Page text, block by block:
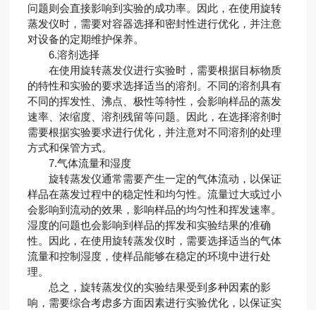
问题则会直接影响到实验的成功率。因此，在使用旋转
蒸发仪时，需要对容器选择和密封性进行优化，并注意
对设备的定期维护保养。
6.溶剂选择
在使用旋转蒸发仪进行实验时，需要根据目标物质
的特性和实验的要求选择适当的溶剂。不同的溶剂具有
不同的挥发性、沸点、极性等特性，会影响样品的蒸发
速率、浓缩度、溶剂残留等问题。因此，在选择溶剂时
需要根据实验要求进行优化，并注意对不同溶剂的处理
方式和保管方式。
7.气体流量和湿度
旋转蒸发仪通常需要产生一定的气体流动，以保证
样品在蒸发过程中的稳定性和均匀性。流量过大或过小
会影响到流动的效果，影响样品的均匀性和挥发速率。
湿度的问题也会影响到样品的挥发和实验结果的准确
性。因此，在使用旋转蒸发仪时，需要选择适当的气体
流量和控制湿度，使样品能够在稳定的环境中进行处
理。
总之，旋转蒸发仪的实验结果受到多种因素的影
响，需要综合考虑多方面因素进行实验优化，以保证实